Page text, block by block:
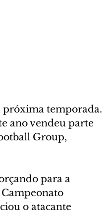
próxima temporada.
ano vendeu parte
Group,
para a
o atacante